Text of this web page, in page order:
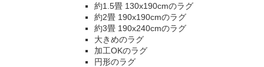
約1.5畳 130x190cmのラグ
約2畳 190x190cmのラグ
約3畳 190x240cmのラグ
大きめのラグ
加工OKのラグ
円形のラグ